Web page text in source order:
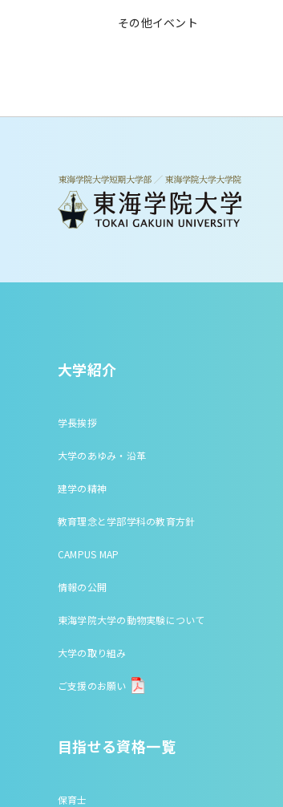
その他イベント
大学紹介
学長挨拶
大学のあゆみ・沿革
建学の精神
教育理念と学部学科の教育方針
CAMPUS MAP
情報の公開
東海学院大学の動物実験について
大学の取り組み
ご支援のお願い
目指せる資格一覧
保育士